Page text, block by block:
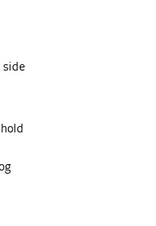
side